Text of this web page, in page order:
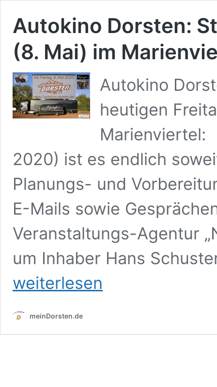
Autokino Dorsten:
(8. Mai) im
Autokino
heutigen
Marienviertel:
2020) ist es endlich
Planungs- und
E-Mails sowie
Veranstaltungs-Agentur
um Inhaber Hans
weiterlesen
meinDorsten.de